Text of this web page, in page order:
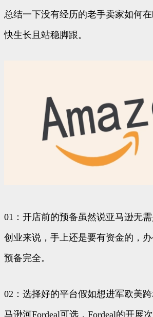
总结一下没有经历的老手卖家如何
快生长且站稳脚跟。
01：开店前的预备虽然说亚马逊无
创业来说，手上还是要有资金的，
预备完全。
02：选择好的平台假如想进军欧美
马逊河Fordeal可选，Fordeal的开展